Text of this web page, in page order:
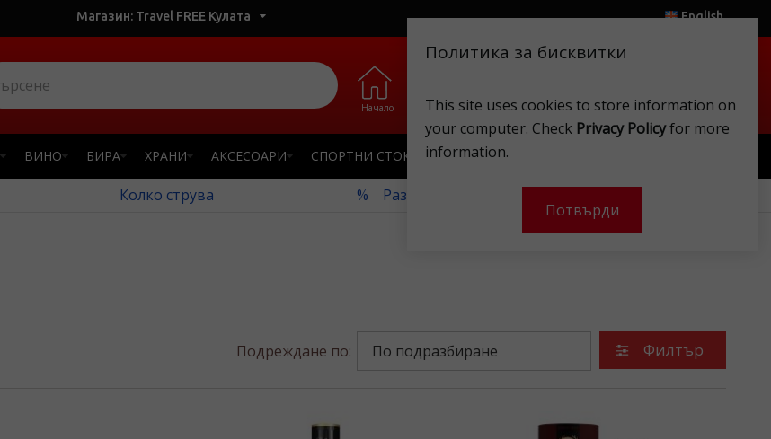
Политика за бисквитки
This site uses cookies to store information on
your computer. Check Privacy Policyfor more
information.
Потвърди
Магазин: Travel FREE Кулата English
Начало Любими Магазини Клубна карта Акаунт Кошница
ВИНО БИРА ХРАНИ АКСЕСОАРИ СПОРТНИ СТОКИ ИГРАЧКИ
Колко струва % Разгледайте нашите месечни оферти!
Филтър
Подреждане по: